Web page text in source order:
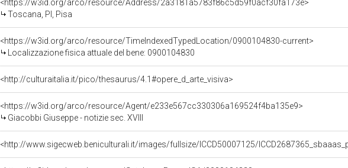
<https://w3id.org/arco/resource/Address/2a3181a5783f86c5d59f0acf30fa173e>
Toscana, PI, Pisa
<https://w3id.org/arco/resource/TimeIndexedTypedLocation/0900104830-current>
Localizzazione fisica attuale del bene: 0900104830
<http://culturaitalia.it/pico/thesaurus/4.1#opere_d_arte_visiva>
<https://w3id.org/arco/resource/Agent/e233e567cc330306a169524f4ba135e9>
Giacobbi Giuseppe - notizie sec. XVIII
<http://www.sigecweb.beniculturali.it/images/fullsize/ICCD50007125/